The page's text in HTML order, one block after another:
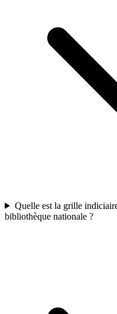
Quelle est la grille
bibliothèque nationale ?